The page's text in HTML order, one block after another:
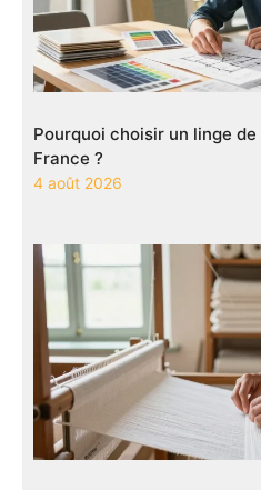
Pourquoi choisir un linge
France ?
4 août 2026